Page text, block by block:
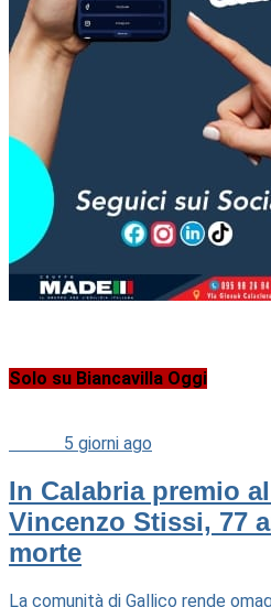
Solo su Biancavilla Oggi
5 giorni ago
In Calabria premio
Vincenzo Stissi, 77
morte
La comunità di Gallico rende